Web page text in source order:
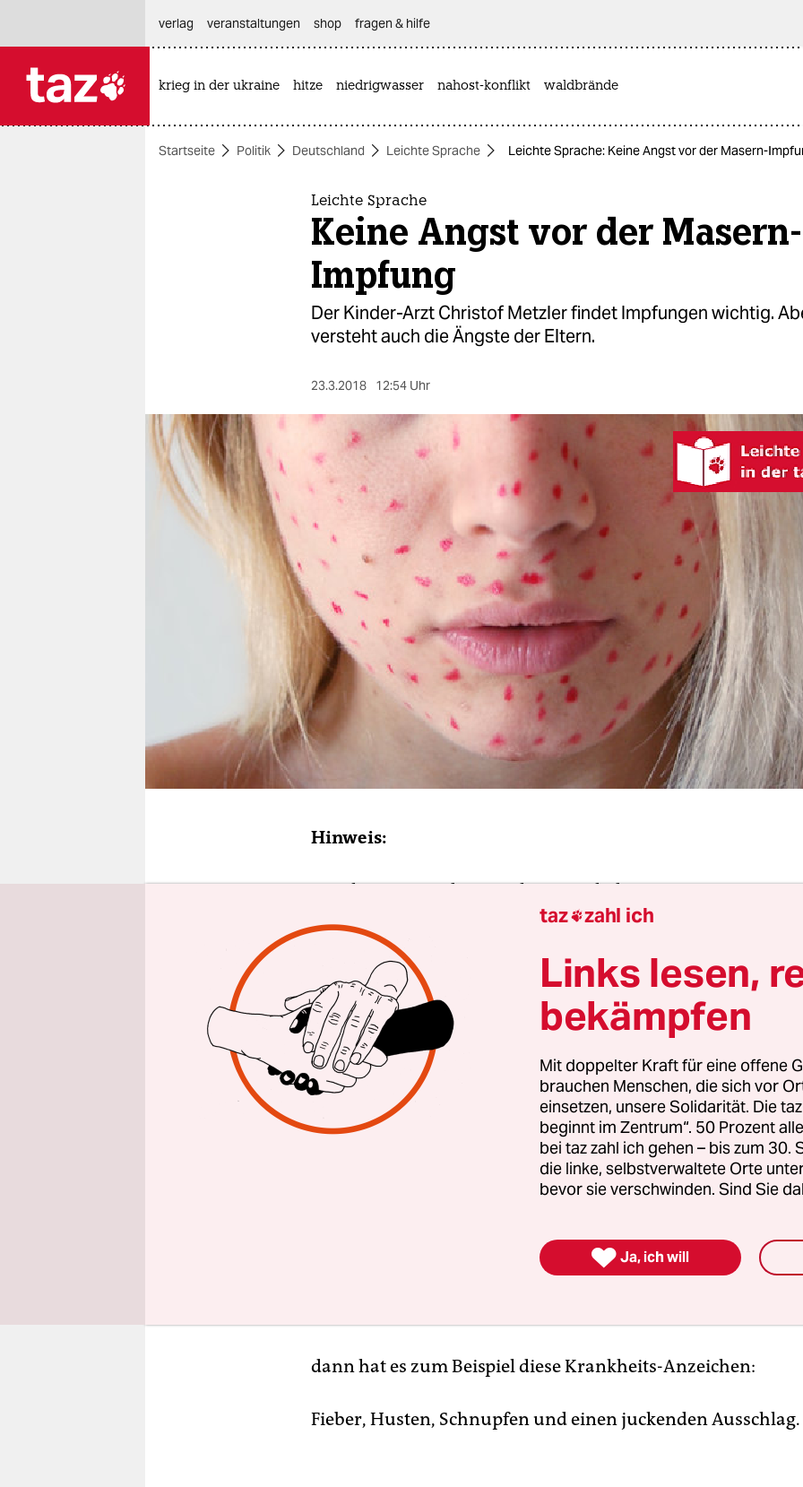
themen
nord
wahrheit
verlag
unterstützen
abo
genossenschaft
verlag
veranstaltungen shop fragen & hilfe
krieg in der ukraine hitze niedrigwasser nahost-konflikt waldbrände
Startseite Politik Deutschland Leichte Sprache Leichte Sprache: Keine Angst vor der Masern-
Leichte Sprache
Keine Angst vor der Masern-
Impfung
Der Kinder-Arzt Christof Metzler findet Impfungen wichtig.
versteht auch die Ängste der Eltern.
23.3.2018 12:54 Uhr
Hinweis:
Hierkönnen Sie den Text herunterladen.
können Sie den Original-Text lesen.
Hier finden Sie den Text in kurz.
────────────────────
Die taz hat mit dem Kinder-Arzt Christof Metzler
Masern werden zum Beispiel beim Niesen über die Luft
dann hat es zum Beispiel diese Krankheits-Anzeichen:
Fieber, Husten, Schnupfen und einen juckenden Ausschlag.
taz zahl ich
Links lesen,
bekämpfen
Mit doppelter Kraft für eine offene
brauchen Menschen, die sich vor
einsetzen, unsere Solidarität. Die
beginnt im Zentrum“. 50 Prozent
bei taz zahl ich gehen – bis zum
die linke, selbstverwaltete Orte
bevor sie verschwinden. Sind Sie
 Ja, ich will